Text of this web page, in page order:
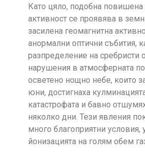
Като цяло, подобна повишена
активност се проявява в
засилена геомагнитна
анормални оптични събития,
разпределение на сребристи
нарушения в атмосферната
осветено нощно небе, които
юни, достигнаха
катастрофата и бавно
няколко дни. Тези явления
много благоприятни условия,
йонизацията на голям обем